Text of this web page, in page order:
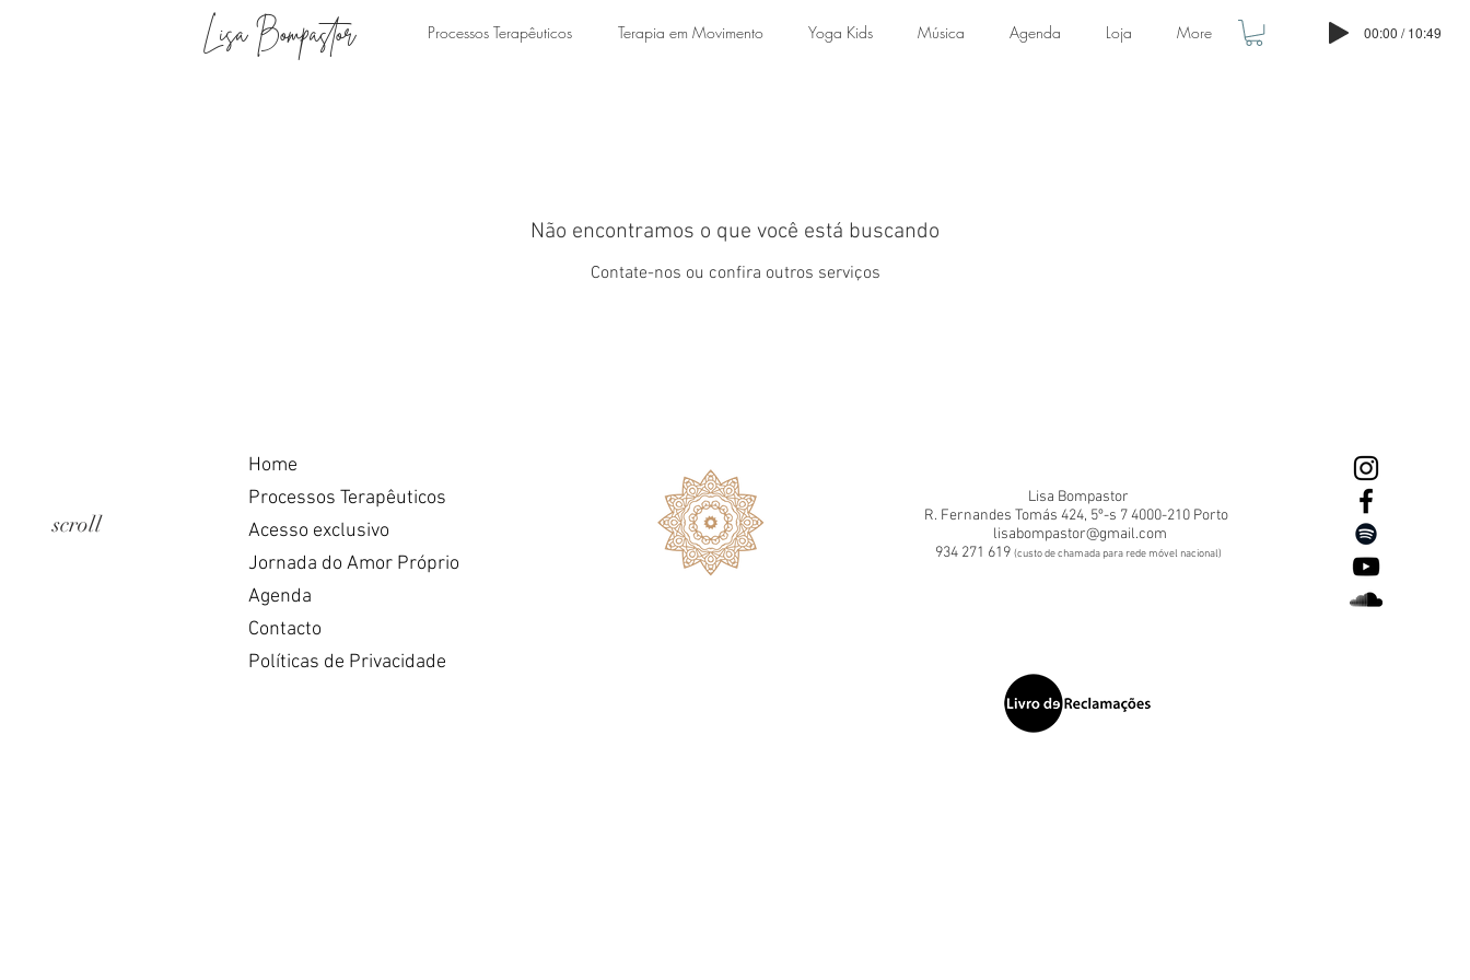
Processos Terapêuticos Terapia em Movimento Yoga Kids Música Agenda Loja More
Lisa Bompastor 00:00 / 10:49
scroll
Não encontramos o que você está buscando
Contate-nos ou confira outros serviços
Home
Processos Terapêuticos
Acesso exclusivo
Jornada do Amor Próprio
Agenda
Contacto
Políticas de Privacidade
Lisa Bompastor
R. Fernandes Tomás 424, 5º-s 7 4000-210 Porto
lisabompastor@gmail.com
934 271 619 (custo de chamada para rede móvel nacional)